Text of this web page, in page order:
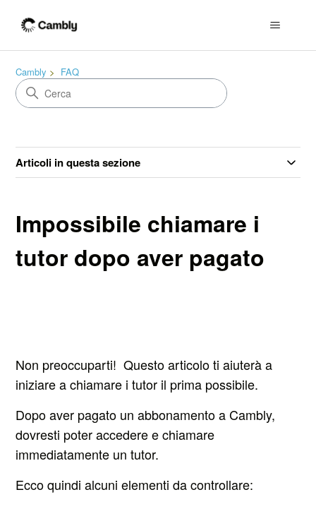
Cambly FAQ
Articoli in questa sezione
Impossibile chiamare i
tutor dopo aver pagato
Non preoccuparti! Questo articolo ti aiuterà a
iniziare a chiamare i tutor il prima possibile.
Dopo aver pagato un abbonamento a Cambly,
dovresti poter accedere e chiamare
immediatamente un tutor.
Ecco quindi alcuni elementi da controllare: